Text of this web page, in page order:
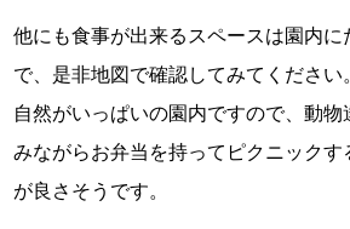
他にも食事が出来るスペースは園内
で、是非地図で確認してみてください
自然がいっぱいの園内ですので、動物
みながらお弁当を持ってピクニックす
が良さそうです。